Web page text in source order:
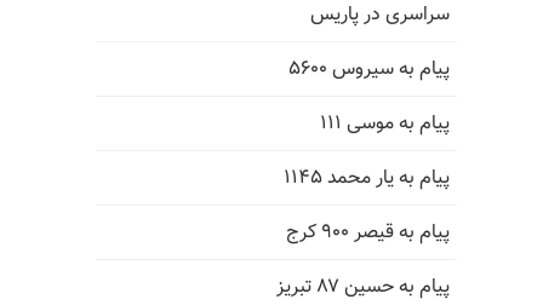
سراسری در پاریس
پیام به سیروس ۵۶۰۰
پیام به موسی ۱۱۱
پیام به یار محمد ۱۱۴۵
پیام به قیصر ۹۰۰ کرج
پیام به حسین ۸۷ تبریز